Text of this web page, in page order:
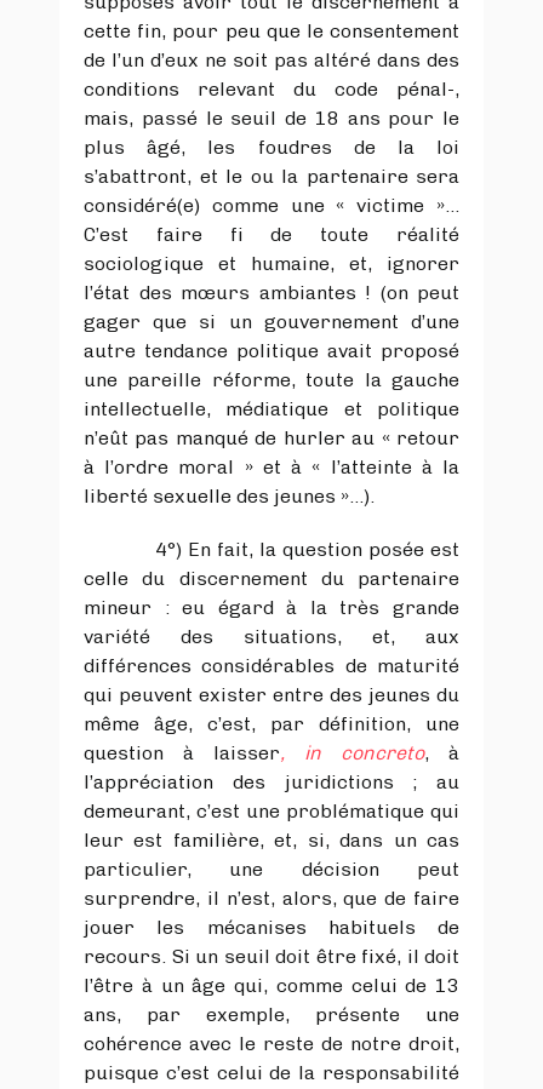
cette fin, pour peu que le consentement
de l’un d’eux ne soit pas altéré dans des
conditions relevant du code pénal-,
mais, passé le seuil de 18 ans pour le
plus âgé, les foudres de la loi
s’abattront, et le ou la partenaire sera
considéré(e) comme une « victime »…
C’est faire fi de toute réalité
sociologique et humaine, et, ignorer
l’état des mœurs ambiantes ! (on peut
gager que si un gouvernement d’une
autre tendance politique avait proposé
une pareille réforme, toute la gauche
intellectuelle, médiatique et politique
n’eût pas manqué de hurler au « retour
à l’ordre moral » et à « l’atteinte à la
liberté sexuelle des jeunes »…).
4°) En fait, la question posée est
celle du discernement du partenaire
mineur : eu égard à la très grande
variété des situations, et, aux
différences considérables de maturité
qui peuvent exister entre des jeunes du
même âge, c’est, par définition, une
question à laisser, in concreto, à
l’appréciation des juridictions ; au
demeurant, c’est une problématique qui
leur est familière, et, si, dans un cas
particulier, une décision peut
surprendre, il n’est, alors, que de faire
jouer les mécanises habituels de
recours. Si un seuil doit être fixé, il doit
l’être à un âge qui, comme celui de 13
ans, par exemple, présente une
cohérence avec le reste de notre droit,
puisque c’est celui de la responsabilité